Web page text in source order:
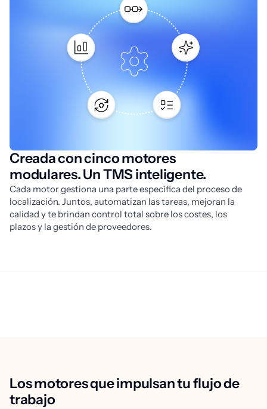
Creada con cinco motores
modulares. Un TMS inteligente.
Cada motor gestiona una parte específica del proceso de
localización. Juntos, automatizan las tareas, mejoran la
calidad y te brindan control total sobre los costes, los
plazos y la gestión de proveedores.
Los motores que impulsan tu flujo de
trabajo